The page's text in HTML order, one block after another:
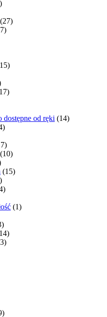
(27)
dostępne od ręki (14)
(10)
(15)
(1)